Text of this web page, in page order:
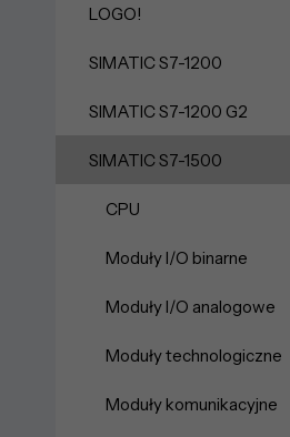
LOGO!
SIMATIC S7-1200
SIMATIC S7-1200 G2
SIMATIC S7-1500
CPU
Moduły I/O binarne
Moduły I/O analogowe
Moduły technologiczne
Moduły komunikacyjne